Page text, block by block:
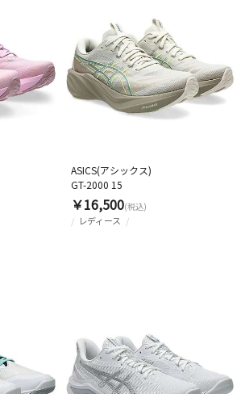
レディース
ASICS(アシックス)
GT-2000 15
￥16,500(税込)